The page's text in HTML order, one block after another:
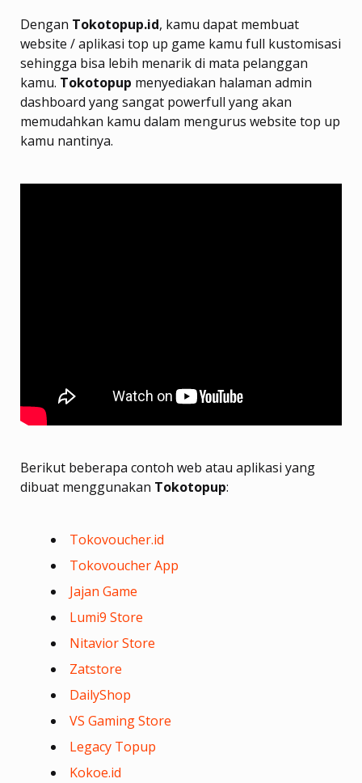
Dengan Tokotopup.id, kamu dapat membuat
website / aplikasi top up game kamu full kustomisasi
sehingga bisa lebih menarik di mata pelanggan
kamu. Tokotopup menyediakan halaman admin
dashboard yang sangat powerfull yang akan
memudahkan kamu dalam mengurus website top up
kamu nantinya.
Berikut beberapa contoh web atau aplikasi yang
dibuat menggunakan Tokotopup:
Tokovoucher.id
Tokovoucher App
Jajan Game
Lumi9 Store
Nitavior Store
Zatstore
DailyShop
VS Gaming Store
Legacy Topup
Kokoe.id